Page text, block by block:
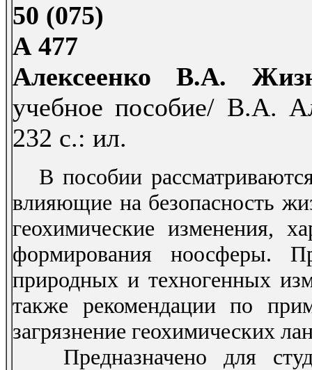
50 (075)
А 477
Алексеенко В.А.
учебное пособие/ В.А.
232 с.: ил.
В пособии
влияющие на безопасность
геохимические изменения,
формирования ноосферы.
природных и техногенных
также рекомендации по
загрязнение геохимических
Предназначено для